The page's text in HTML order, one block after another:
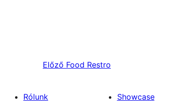
Előző Food Restro
Rólunk
Showcase